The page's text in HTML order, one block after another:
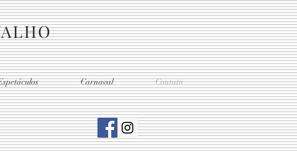
Carnaval Contato